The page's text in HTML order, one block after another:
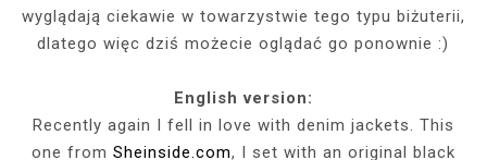
wyglądają ciekawie w towarzystwie tego typu biżuterii,
dlatego więc dziś możecie oglądać go ponownie :)
English version:
Recently again I fell in love with denim jackets. This
one from Sheinside.com, I set with an original black